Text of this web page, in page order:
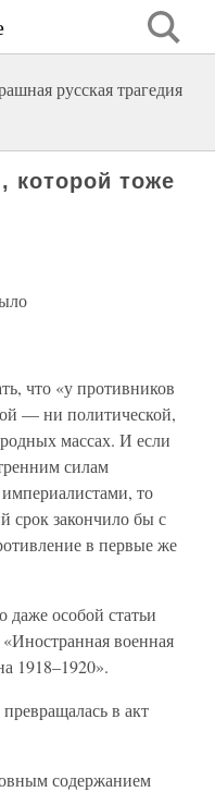
русская трагедия
которой тоже
что «у противников
— ни политической,
массах. И если
силам
то
срок закончило бы с
в первые же
особой статьи
военная
1918–1920».
в акт
содержанием